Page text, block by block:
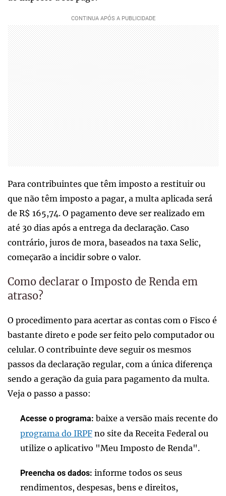
Para contribuintes que têm imposto a restituir ou
que não têm imposto a pagar, a multa aplicada será
de R$ 165,74. O pagamento deve ser realizado em
até 30 dias após a entrega da declaração. Caso
contrário, juros de mora, baseados na taxa Selic,
começarão a incidir sobre o valor.
Como declarar o Imposto de Renda em
atraso?
O procedimento para acertar as contas com o Fisco é
bastante direto e pode ser feito pelo computador ou
celular. O contribuinte deve seguir os mesmos
passos da declaração regular, com a única diferença
sendo a geração da guia para pagamento da multa.
Veja o passo a passo:
Acesse o programa: baixe a versão mais recente do
programa do IRPF no site da Receita Federal ou
utilize o aplicativo "Meu Imposto de Renda".
Preencha os dados: informe todos os seus
rendimentos, despesas, bens e direitos,